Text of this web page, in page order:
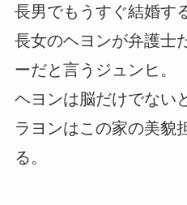
長男でもうすぐ結婚す
長女のヘヨンが弁護士
ーだと言うジュンヒ。
ヘヨンは脳だけでない
ラヨンはこの家の美貌
る。